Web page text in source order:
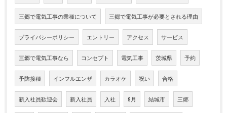
三郷で電気工事の業種について 三郷で電気工事が必要とされる理由
プライバシーポリシー エントリー アクセス サービス
三郷で電気工事なら コンセプト 電気工事 茨城県 予約
予防接種 インフルエンザ カラオケ 祝い 合格
新入社員歓迎会 新入社員 入社 9月 結城市 三郷